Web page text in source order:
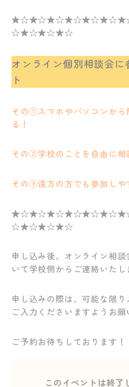
☆★☆★☆★☆
オンライン個別相談会に
ト
その①スマホやパソコンから
る！
その②学校のことを自由に相
その③遠方の方でも参加しや
☆★☆★☆★☆
申し込み後、オンライン相
いて学校側からご連絡いたし
申し込みの際は、可能な限
ご入力くださいますようお願
ご予約お待ちしております！
このイベントは終了